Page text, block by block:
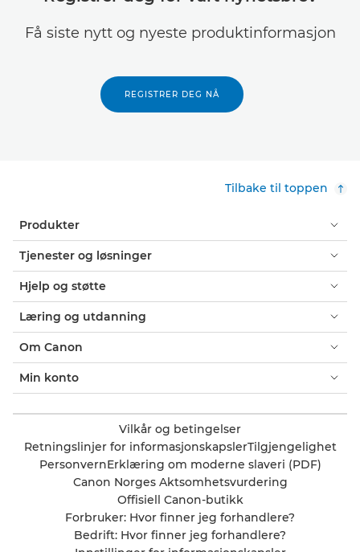
Få siste nytt og nyeste produktinformasjon
REGISTRER DEG NÅ
Tilbake til toppen
Produkter
Tjenester og løsninger
Hjelp og støtte
Læring og utdanning
Om Canon
Min konto
Vilkår og betingelser
Retningslinjer for informasjonskapslerTilgjengelighet
PersonvernErklæring om moderne slaveri (PDF)
Canon Norges Aktsomhetsvurdering
Offisiell Canon-butikk
Forbruker: Hvor finner jeg forhandlere?
Bedrift: Hvor finner jeg forhandlere?